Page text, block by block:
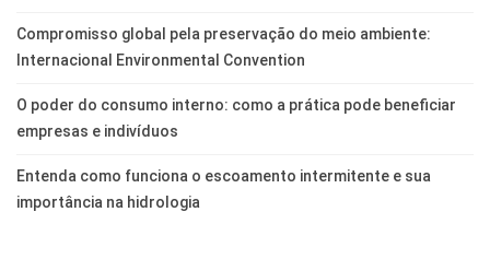
Compromisso global pela preservação do meio ambiente:
Internacional Environmental Convention
O poder do consumo interno: como a prática pode beneficiar
empresas e indivíduos
Entenda como funciona o escoamento intermitente e sua
importância na hidrologia